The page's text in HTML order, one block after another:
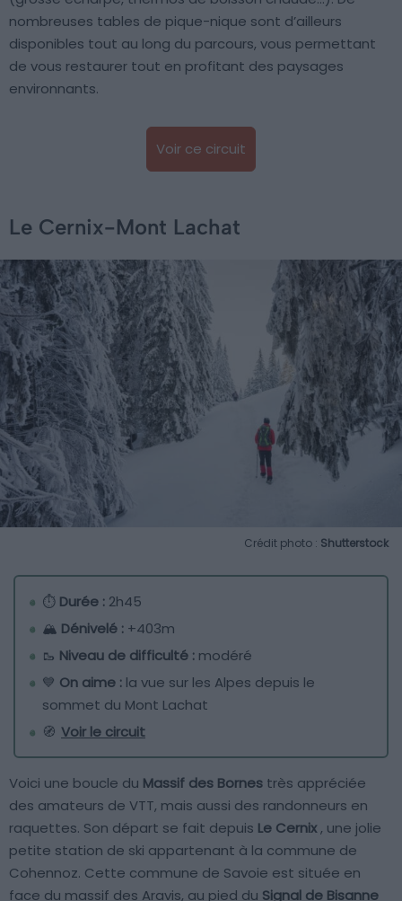
nombreuses tables de pique-nique sont d’ailleurs
disponibles tout au long du parcours, vous permettant
de vous restaurer tout en profitant des paysages
environnants.
Voir ce circuit
Le Cernix-Mont Lachat
Crédit photo : Shutterstock
⏱ Durée : 2h45
🏔️ Dénivelé : +403m
🥾 Niveau de difficulté : modéré
💙 On aime : la vue sur les Alpes depuis le
sommet du Mont Lachat
🧭 Voir le circuit
Voici une boucle du Massif des Bornes très appréciée
des amateurs de VTT, mais aussi des randonneurs en
raquettes. Son départ se fait depuis Le Cernix, une jolie
petite station de ski appartenant à la commune de
Cohennoz. Cette commune de Savoie est située en
face du massif des Aravis, au pied du Signal de Bisanne